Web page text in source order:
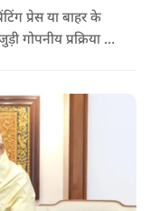
प्रेस या बाहर के
गोपनीय प्रक्रिया में